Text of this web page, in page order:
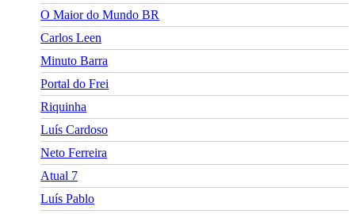
O Maior do Mundo BR
Carlos Leen
Minuto Barra
Portal do Frei
Riquinha
Luís Cardoso
Neto Ferreira
Atual 7
Luís Pablo